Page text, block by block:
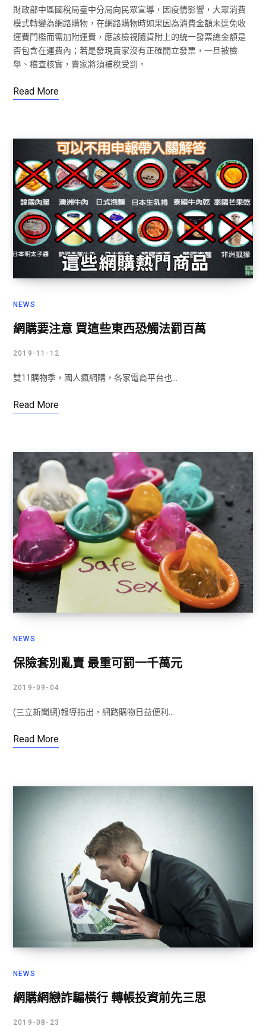
財政部中區國稅局臺中分局向民眾宣導，因疫情影響，大眾消費
模式轉變為網路購物，在網路購物時如果因為消費金額未達免收
運費門檻而需加附運費，應該檢視隨貨附上的統一發票總金額是
否包含在運費內；若是發現賣家沒有正確開立發票，一旦被檢
舉、稽查核實，賣家將須補稅受罰。
Read More
NEWS
網購要注意 買這些東西恐觸法罰百萬
2019-11-12
雙11購物季，國人瘋網購，各家電商平台也…
Read More
NEWS
保險套別亂賣 最重可罰一千萬元
2019-09-04
(三立新聞網)報導指出，網路購物日益便利…
Read More
NEWS
網購網戀詐騙橫行 轉帳投資前先三思
2019-08-23